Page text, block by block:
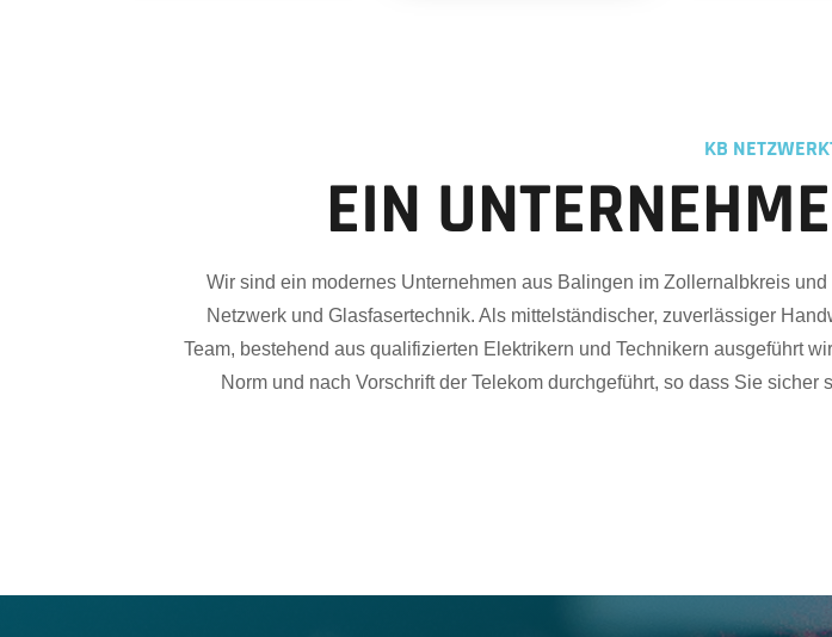
KB
EIN
Wir sind ein modernes Unternehmen aus Balingen im Zollernalbkreis
Netzwerk und Glasfasertechnik. Als mittelständischer, zuverlässiger
Team, bestehend aus qualifizierten Elektrikern und Technikern ausgeführt
Norm und nach Vorschrift der Telekom durchgeführt, so dass Sie